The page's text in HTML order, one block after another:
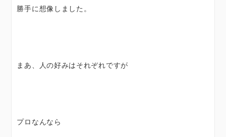
勝手に想像しました。
まあ、人の好みはそれぞれですが
プロなんなら